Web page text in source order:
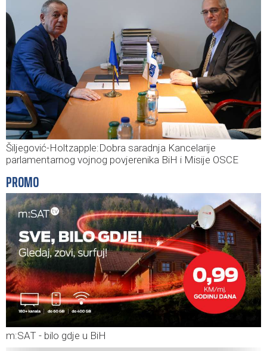
Šiljegović-Holtzapple:Dobra saradnja Kancelarije
parlamentarnog vojnog povjerenika BiH i Misije OSCE
PROMO
m:SAT - bilo gdje u BiH